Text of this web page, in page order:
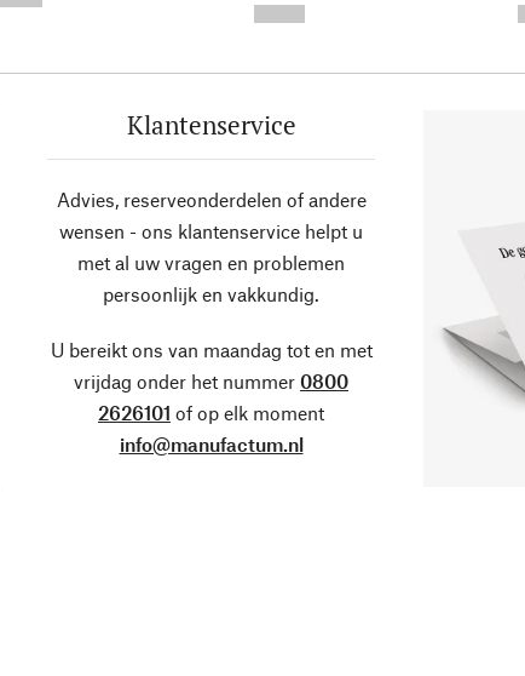
Klantenservice
Advies, reserveonderdelen of andere
wensen - ons klantenservice helpt u
met al uw vragen en problemen
persoonlijk en vakkundig.
U bereikt ons van maandag tot en met
vrijdag onder het nummer 0800
2626101 of op elk moment
info@manufactum.nl